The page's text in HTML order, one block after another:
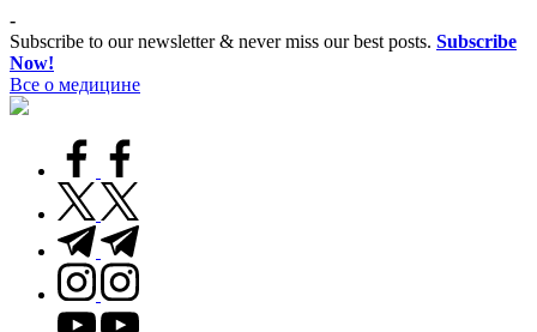
Перейти
к
содержимому
-
Subscribe to our newsletter & never miss our best posts. Subscribe
Now!
Все о медицине
Лечитесь
facebook.com
twitter.com
t.me
instagram.com
youtube.com